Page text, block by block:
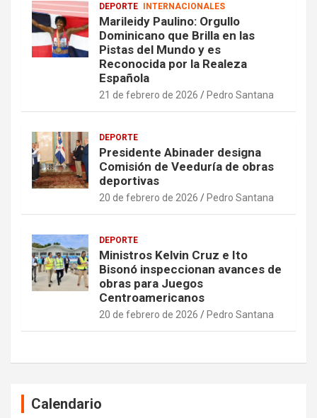
DEPORTE INTERNACIONALES
Marileidy Paulino: Orgullo
Dominicano que Brilla en las
Pistas del Mundo y es
Reconocida por la Realeza
Española
21 de febrero de 2026 Pedro Santana
DEPORTE
Presidente Abinader designa
Comisión de Veeduría de obras
deportivas
20 de febrero de 2026 Pedro Santana
DEPORTE
Ministros Kelvin Cruz e Ito
Bisonó inspeccionan avances de
obras para Juegos
Centroamericanos
20 de febrero de 2026 Pedro Santana
Calendario